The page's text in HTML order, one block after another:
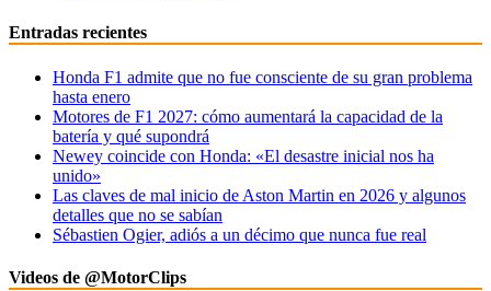
Entradas recientes
Honda F1 admite que no fue consciente de su gran problema
hasta enero
Motores de F1 2027: cómo aumentará la capacidad de la
batería y qué supondrá
Newey coincide con Honda: «El desastre inicial nos ha
unido»
Las claves de mal inicio de Aston Martin en 2026 y algunos
detalles que no se sabían
Sébastien Ogier, adiós a un décimo que nunca fue real
Videos de @MotorClips